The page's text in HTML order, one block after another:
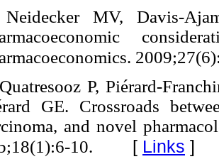
MV, Davis-
P, Piérard-
GE. Crossroads
and novel
10. [ Links ]